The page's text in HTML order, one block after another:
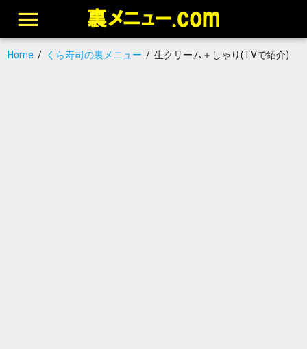
Home/ くら寿司の裏メニュー / 生クリーム＋しゃり(TVで紹介)